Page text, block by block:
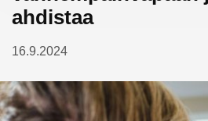
ahdistaa
16.9.2024